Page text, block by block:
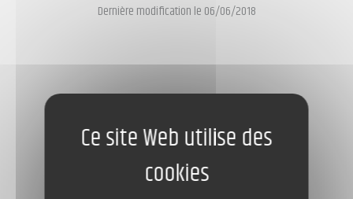
Dernière modification le 06/06/2018